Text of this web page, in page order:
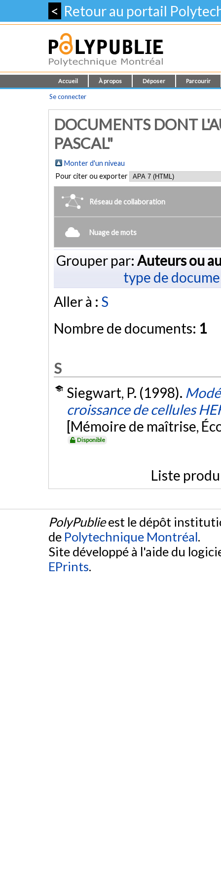
< Retour au portail
Accueil À propos Déposer Parcourir
Se connecter
DOCUMENTS DONT
PASCAL"
Monter d'un niveau
Pour citer ou exporter
Réseau de collaboration
Nuage de mots
Grouper par: Auteurs ou
type de
Aller à : S
Nombre de documents: 1
S
Siegwart, P. (1998).
croissance de cellules
[Mémoire de maîtrise,
Disponible
Liste
PolyPublieest le dépôt
de Polytechnique Montréal.
Site développé à l'aide du
EPrints.